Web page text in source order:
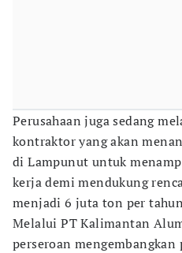
Perusahaan juga sedang
kontraktor yang akan
di Lampunut untuk
kerja demi mendukung
menjadi 6 juta ton per
Melalui PT Kalimantan
perseroan